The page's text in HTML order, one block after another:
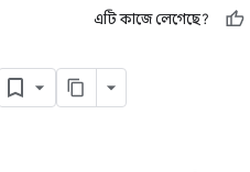
এটি কাজে লেগেছে?